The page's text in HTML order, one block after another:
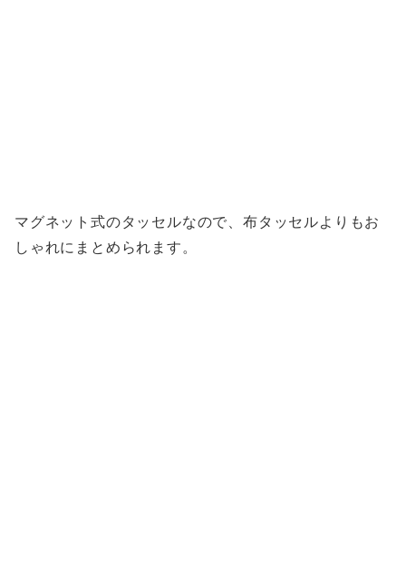
マグネット式のタッセルなので、布タッセルよりもお
しゃれにまとめられます。